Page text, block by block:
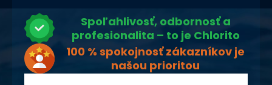
Spoľahlivosť, odbornosť a
profesionalita – to je Chlorito
100 % spokojnosť zákazníkov je
našou prioritou